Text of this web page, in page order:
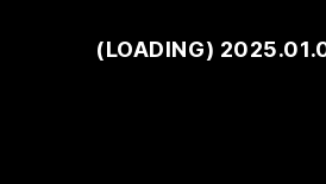
(LOADING)